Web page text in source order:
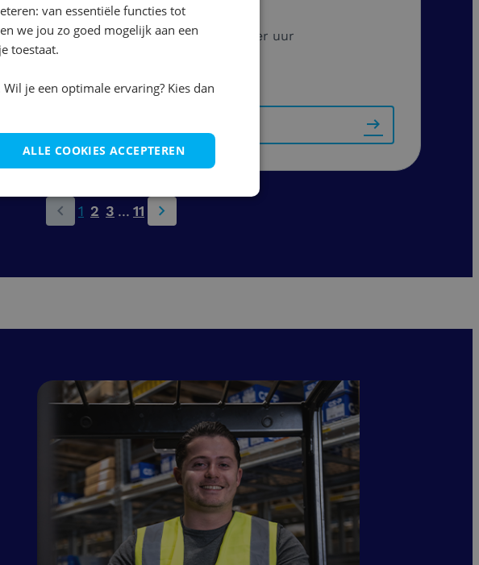
Ochten
16,86
per uur
1 2 3 ... 11
van essentiële functies tot
we jou zo goed mogelijk aan een
toestaat.
je een optimale ervaring? Kies dan
ALLE COOKIES ACCEPTEREN